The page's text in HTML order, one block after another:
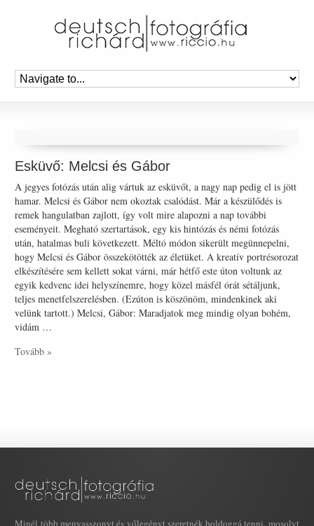
Esküvő: Melcsi és Gábor
A jegyes fotózás után alig vártuk az esküvőt, a nagy nap pedig el is jött
hamar. Melcsi és Gábor nem okoztak csalódást. Már a készülődés is
remek hangulatban zajlott, így volt mire alapozni a nap további
eseményeit. Megható szertartások, egy kis hintózás és némi fotózás
után, hatalmas buli következett. Méltó módon sikerült megünnepelni,
hogy Melcsi és Gábor összekötötték az életüket. A kreatív portrésorozat
elkészítésére sem kellett sokat várni, már hétfő este úton voltunk az
egyik kedvenc idei helyszínemre, hogy közel másfél órát sétáljunk,
teljes menetfelszerelésben. (Ezúton is köszönöm, mindenkinek aki
velünk tartott.) Melcsi, Gábor: Maradjatok meg mindig olyan bohém,
vidám …
Tovább »
Minél több menyasszonyt és vőlegényt szeretnék boldoggá tenni, mosolyt